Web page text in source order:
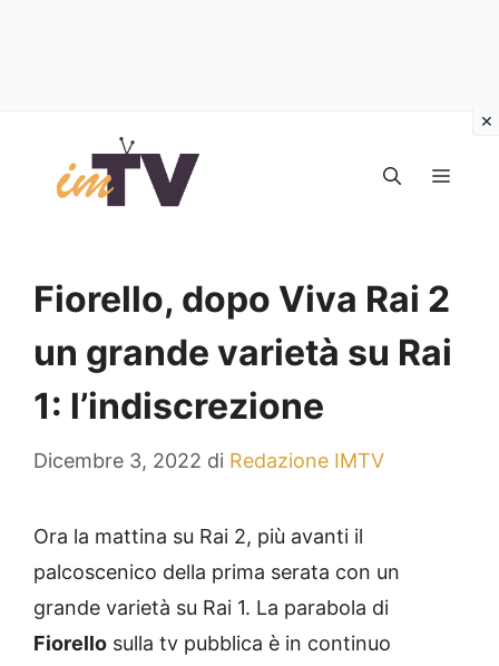
contenuto
Fiorello, dopo Viva Rai 2
un grande varietà su Rai
1: l’indiscrezione
Dicembre 3, 2022 di Redazione IMTV
Ora la mattina su Rai 2, più avanti il
palcoscenico della prima serata con un
grande varietà su Rai 1. La parabola di
Fiorello sulla tv pubblica è in continuo